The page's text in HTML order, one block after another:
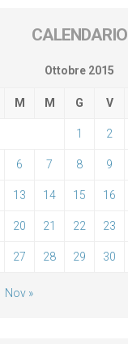
CALENDARIO
Ottobre 2015
M M G V
1 2
6 7 8 9
13 14 15 16
20 21 22 23
27 28 29 30
Nov »